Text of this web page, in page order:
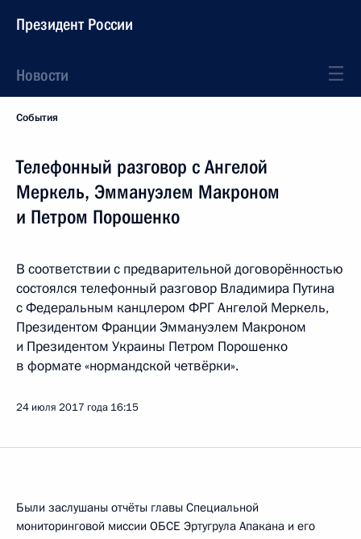
Президент России
Новости
События
Телефонный разговор с Ангелой
Меркель, Эммануэлем Макроном
и Петром Порошенко
В соответствии с предварительной договорённостью
состоялся телефонный разговор Владимира Путина
с Федеральным канцлером ФРГ Ангелой Меркель,
Президентом Франции Эммануэлем Макроном
и Президентом Украины Петром Порошенко
в формате «нормандской четвёрки».
24 июля 2017 года 16:15
Были заслушаны отчёты главы Специальной
мониторинговой миссии ОБСЕ Эртугрула Апакана и его